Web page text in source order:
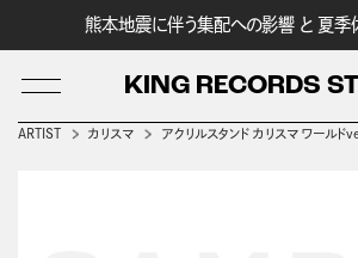
熊本地震に伴う集配への影響 と 夏季
KING RECORDS
ARTIST カリスマ アクリルスタンド カリスマ ワール